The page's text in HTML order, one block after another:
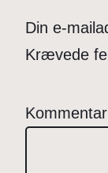
Din e-
Krævede
Kommentar